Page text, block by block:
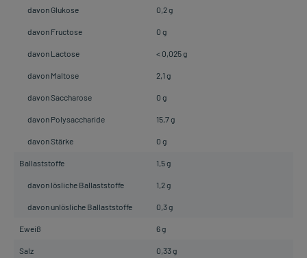
davon Glukose 0,2 g
davon Fructose 0 g
davon Lactose < 0,025 g
davon Maltose 2,1 g
davon Saccharose 0 g
davon Polysaccharide 15,7 g
davon Stärke 0 g
Ballaststoffe 1,5 g
davon lösliche Ballaststoffe 1,2 g
davon unlösliche Ballaststoffe 0,3 g
Eweiß 6 g
Salz 0,33 g